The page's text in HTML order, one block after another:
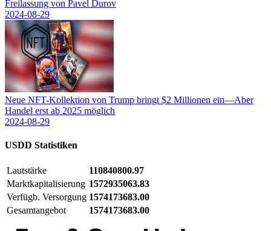
Freilassung von Pavel Durov
2024-08-29
Neue NFT-Kollektion von Trump bringt $2 Millionen ein—Aber
Handel erst ab 2025 möglich
2024-08-29
USDD Statistiken
Lautstärke
110840800.97
Marktkapitalisierung 1572935063.83
Verfügb. Versorgung 1574173683.00
Gesamtangebot
1574173683.00